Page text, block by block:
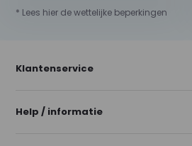
* Lees hier de wettelijke beperkingen
Klantenservice
Help / informatie